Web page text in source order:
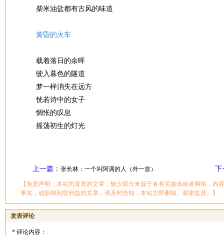
柴米油盐都有古风的味道
黄昏的火车
载着落日的余晖
驶入暮色的隧道
梦一样消失在远方
恍若诗中的女子
惆怅的叹息
摇荡初生的灯光
上一篇： 张长林：一个叫阿满的人（外一首） 下
【免责声明：本站所发表的文章，较少部分来源于各相关媒体或者网络，内
事实，或影响到您利益的文章，请及时告知，本站立即删除。谢谢监督。】
发表评论
*评论内容：